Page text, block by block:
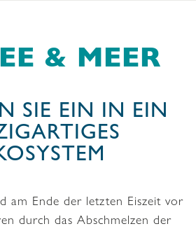
& MEER
SIE EIN IN EIN
am Ende der letzten Eiszeit vor
durch das Abschmelzen der